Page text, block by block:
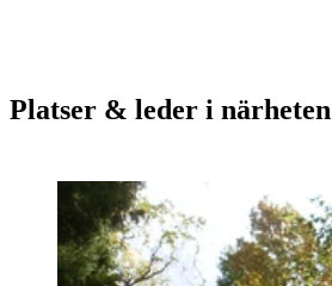
Platser & leder i närheten